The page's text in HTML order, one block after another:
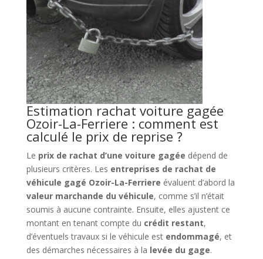
Estimation rachat voiture gagée
Ozoir-La-Ferriere : comment est
calculé le prix de reprise ?
Le prix de rachat d’une voiture gagée dépend de
plusieurs critères. Les entreprises de rachat de
véhicule gagé Ozoir-La-Ferriere évaluent d’abord la
valeur marchande du véhicule, comme s’il n’était
soumis à aucune contrainte. Ensuite, elles ajustent ce
montant en tenant compte du crédit restant,
d’éventuels travaux si le véhicule est endommagé, et
des démarches nécessaires à la levée du gage.